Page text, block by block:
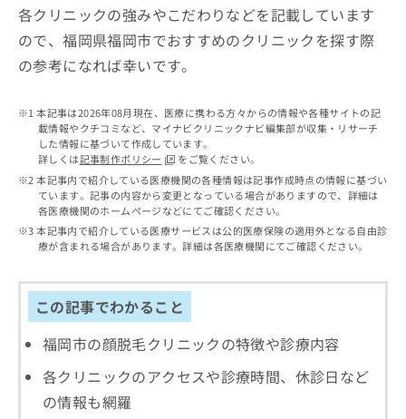
各クリニックの強みやこだわりなどを記載しています
ので、福岡県福岡市でおすすめのクリニックを探す際
の参考になれば幸いです。
本記事は2026年08月現在、医療に携わる方々からの情報や各種サイトの記
載情報やクチコミなど、マイナビクリニックナビ編集部が収集・リサーチ
した情報に基づいて作成しています。
詳しくは記事制作ポリシー
をご覧ください。
本記事内で紹介している医療機関の各種情報は記事作成時点の情報に基づい
ています。記事の内容から変更となっている場合がありますので、詳細は
各医療機関のホームページなどにてご確認ください。
本記事内で紹介している医療サービスは公的医療保険の適用外となる自由診
療が含まれる場合があります。詳細は各医療機関にてご確認ください。
この記事でわかること
福岡市の顔脱毛クリニックの特徴や診療内容
各クリニックのアクセスや診療時間、休診日など
の情報も網羅
わ
せ
は
こ
こち
らは
マイ
ナビ
クリ
ニッ
クナ
ビサ
お問
合せ
フォ
とな
す。
クリ
ニッ
問
合
わ
こ
の
求
こ
ち
方
は
こ
ち
出
お
合
せ
は
ち
い